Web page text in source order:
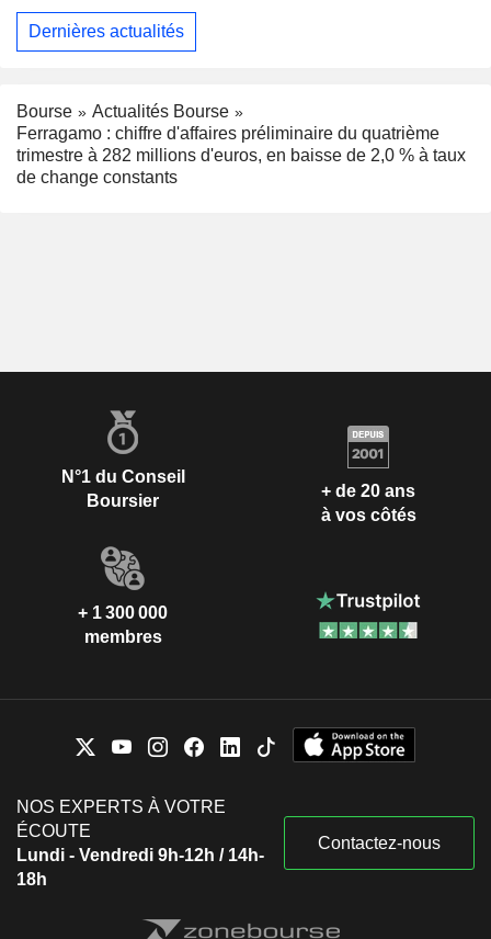
Dernières actualités
Bourse
Actualités Bourse
Ferragamo : chiffre d'affaires préliminaire du quatrième
trimestre à 282 millions d'euros, en baisse de 2,0 % à taux
de change constants
N°1 du Conseil
Boursier
+ de 20 ans
à vos côtés
+ 1 300 000
membres
NOS EXPERTS À VOTRE
ÉCOUTE
Lundi - Vendredi 9h-12h / 14h-
18h
Contactez-nous